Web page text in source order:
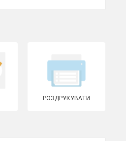
РОЗДРУКУВАТИ